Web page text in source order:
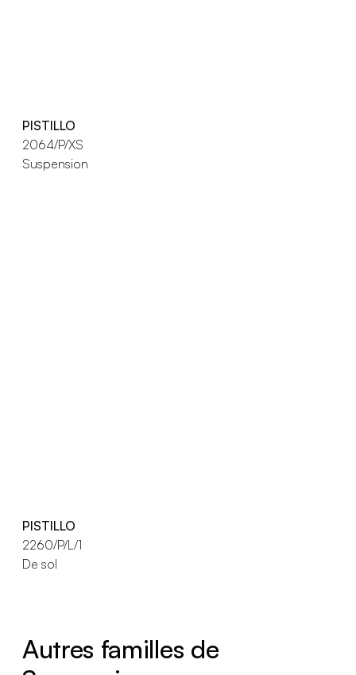
PISTILLO
2064/P/XS
Suspension
PISTILLO
2260/P/L/1
De sol
Autres familles de